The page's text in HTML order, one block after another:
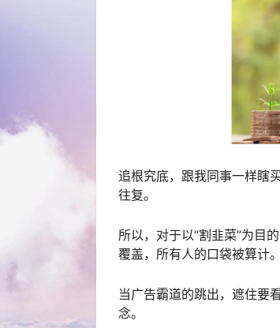
追根究底，跟我同事一样瞎
往复。
所以，对于以“割韭菜”为目
覆盖，所有人的口袋被算计。
当广告霸道的跳出，遮住要
念。